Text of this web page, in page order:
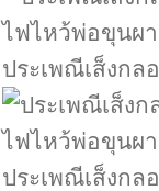
ประเพณีเส็งกล
ประเพณีเส็งกล